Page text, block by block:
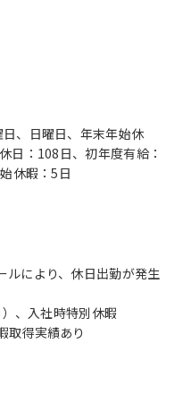
、日曜日、年末年始休
日：108日、初年度有給：
休暇：5日
により、休日出勤が発生
、入社時特別休暇
取得実績あり